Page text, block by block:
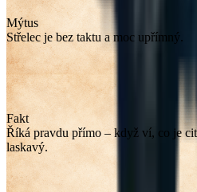
Mýtus
Střelec je bez taktu a moc upřímný.
Fakt
Říká pravdu přímo – když ví, co je
laskavý.